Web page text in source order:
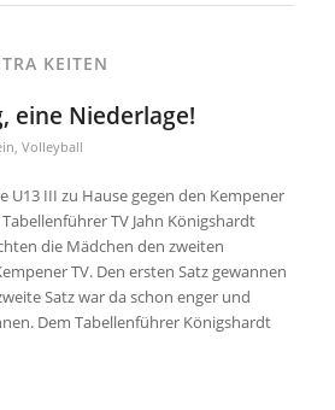
KEITEN
eine Niederlage!
, Volleyball
U13 III zu Hause gegen den Kempener
TV Jahn Königshardt
die Mädchen den zweiten
TV. Den ersten Satz gewannen
Satz war da schon enger und
Dem Tabellenführer Königshardt